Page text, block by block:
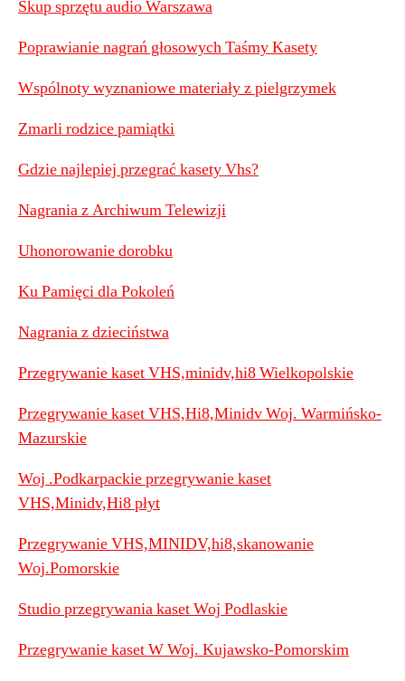
Skup sprzętu audio Warszawa
Poprawianie nagrań głosowych Taśmy Kasety
Wspólnoty wyznaniowe materiały z pielgrzymek
Zmarli rodzice pamiątki
Gdzie najlepiej przegrać kasety Vhs?
Nagrania z Archiwum Telewizji
Uhonorowanie dorobku
Ku Pamięci dla Pokoleń
Nagrania z dzieciństwa
Przegrywanie kaset VHS,minidv,hi8 Wielkopolskie
Przegrywanie kaset VHS,Hi8,Minidv Woj. Warmińsko-
Mazurskie
Woj .Podkarpackie przegrywanie kaset
VHS,Minidv,Hi8 płyt
Przegrywanie VHS,MINIDV,hi8,skanowanie
Woj.Pomorskie
Studio przegrywania kaset Woj Podlaskie
Przegrywanie kaset W Woj. Kujawsko-Pomorskim